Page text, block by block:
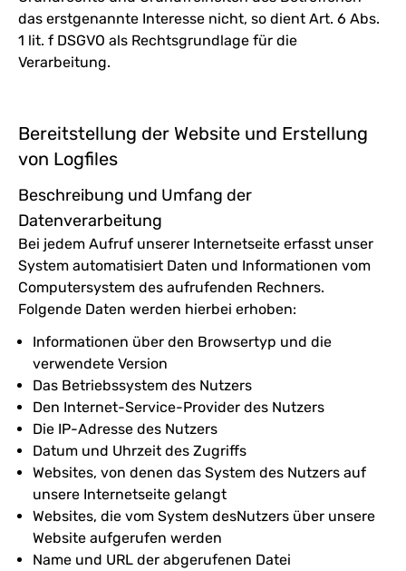
das erstgenannte Interesse nicht, so dient Art. 6 Abs.
1 lit. f DSGVO als Rechtsgrundlage für die
Verarbeitung.
Bereitstellung der Website und Erstellung
von Logfiles
Beschreibung und Umfang der
Datenverarbeitung
Bei jedem Aufruf unserer Internetseite erfasst unser
System automatisiert Daten und Informationen vom
Computersystem des aufrufenden Rechners.
Folgende Daten werden hierbei erhoben:
Informationen über den Browsertyp und die
verwendete Version
Das Betriebssystem des Nutzers
Den Internet-Service-Provider des Nutzers
Die IP-Adresse des Nutzers
Datum und Uhrzeit des Zugriffs
Websites, von denen das System des Nutzers auf
unsere Internetseite gelangt
Websites, die vom System desNutzers über unsere
Website aufgerufen werden
Name und URL der abgerufenen Datei